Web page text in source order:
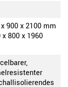
900 x 2100 mm
800 x 1960